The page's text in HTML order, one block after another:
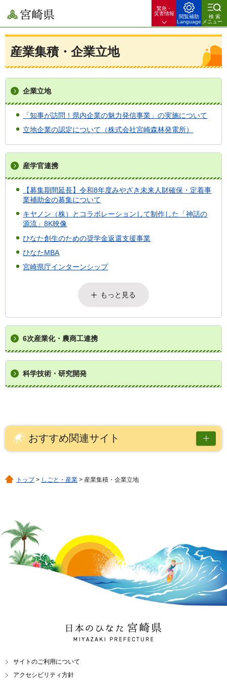
宮崎県
緊急・
災害情報
閲覧補助
Language
検索
メニュー
産業集積・企業立地
企業立地
「知事が訪問！県内企業の魅力発信事業」の実施について
立地企業の認定について（株式会社宮崎森林発電所）
産学官連携
【募集期間延長】令和8年度みやざき未来人財確保・定着事
業補助金の募集について
キヤノン（株）とコラボレーションして制作した「神話の
源流」8K映像
ひなた創生のための奨学金返還支援事業
ひなたMBA
宮崎県庁インターンシップ
もっと見る
6次産業化・農商工連携
科学技術・研究開発
おすすめ関連サイト
トップ> しごと・産業 > 産業集積・企業立地
日本のひなた 宮崎県
MIYAZAKI PREFECTURE
サイトのご利用について
アクセシビリティ方針